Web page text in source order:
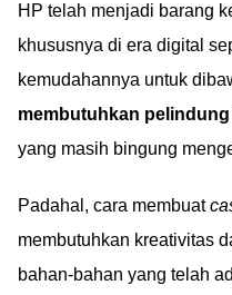
HP telah menjadi barang
khususnya di era digital
kemudahannya untuk
membutuhkan
yang masih bingung
Padahal, cara membuat
membutuhkan kreativitas
bahan-bahan yang telah